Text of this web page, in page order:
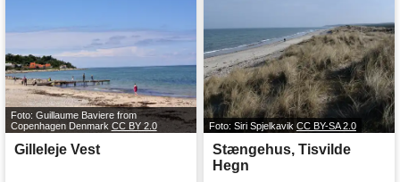
Foto: Guillaume Baviere from
Copenhagen Denmark CC BY 2.0
Gilleleje Vest
Foto: Siri Spjelkavik CC BY-SA 2.0
Stængehus, Tisvilde
Hegn